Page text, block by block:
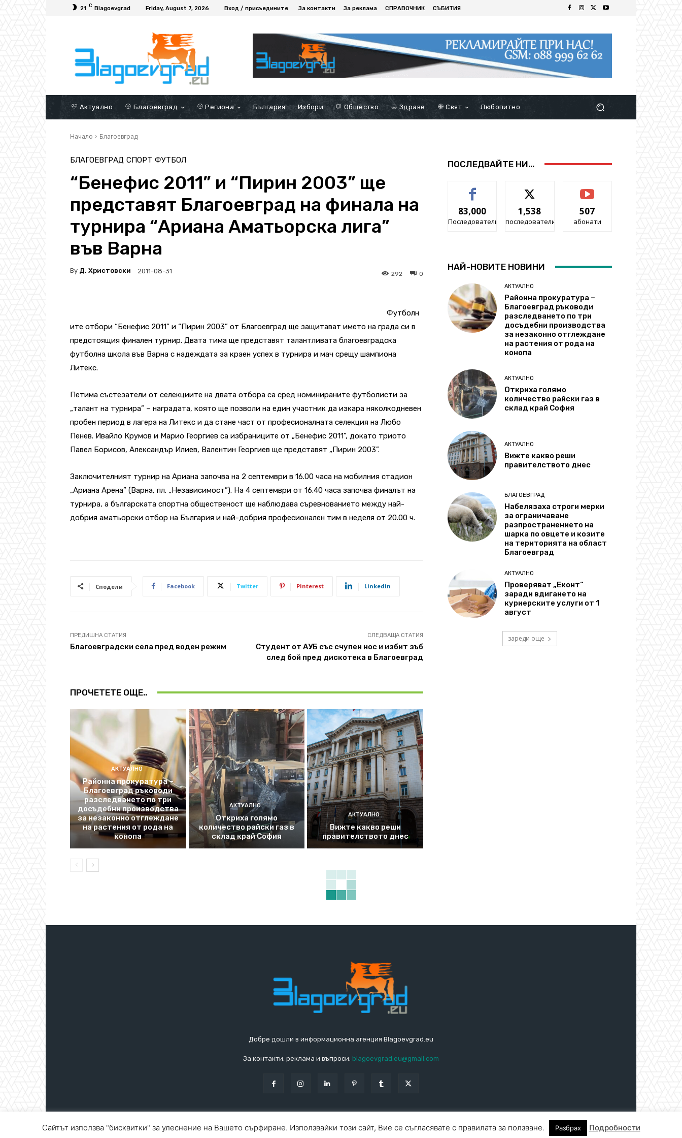
21 C Blagoevgrad Friday, August 7, 2026 Вход / присъедините За контакти За реклама СПРАВОЧНИК СЪБИТИЯ
Актуално Благоевград Региона България Избори Общество Здраве Свят Любопитно
Начало Благоевград
БЛАГОЕВГРАД СПОРТ ФУТБОЛ
“Бенефис 2011” и “Пирин 2003” ще
представят Благоевград на финала на
турнира “Ариана Аматьорска лига”
във Варна
By Д. Христовски 2011-08-31 0
292
Футболн
ите отбори “Бенефис 2011” и “Пирин 2003” от Благоевград ще защитават името на града си в
предстоящия финален турнир. Двата тима ще представят талантливата благоевградска
футболна школа във Варна с надеждата за краен успех в турнира и мач срещу шампиона
Литекс.
Петима състезатели от селекциите на двата отбора са сред номинираните футболисти за
„талант на турнира” – наградата, която ще позволи на един участник да изкара няколкодневен
пробен период в лагера на Литекс и да стане част от професионалната селекция на Любо
Пенев. Ивайло Крумов и Марио Георгиев са избраниците от „Бенефис 2011”, докато триото
Павел Борисов, Александър Илиев, Валентин Георгиев ще представят „Пирин 2003”.
Заключителният турнир на Ариана започва на 2 септември в 16.00 часа на мобилния стадион
„Ариана Арена” (Варна, пл. „Независимост”). На 4 септември от 16.40 часа започва финалът на
турнира, а българската спортна общественост ще наблюдава съревнованието между най-
добрия аматьорски отбор на България и най-добрия професионален тим в неделя от 20.00 ч.
Сподели Facebook Twitter Pinterest Linkedin
ПРЕДИШНА СТАТИЯ
Благоевградски села пред воден режим
СЛЕДВАЩА СТАТИЯ
Студент от АУБ със счупен нос и избит зъб
след бой пред дискотека в Благоевград
ПРОЧЕТЕТЕ ОЩЕ..
АКТУАЛНО
Районна прокуратура –
Благоевград ръководи
разследването по три
досъдебни производства
за незаконно отглеждане
на растения от рода на
конопа
АКТУАЛНО
Откриха голямо
количество райски газ в
склад край София
АКТУАЛНО
Вижте какво реши
правителството днес
ПОСЛЕДВАЙТЕ НИ...
83,000
Последователи
1,538
последователи
507
абонати
НАЙ-НОВИТЕ НОВИНИ
АКТУАЛНО
Районна прокуратура –
Благоевград ръководи
разследването по три
досъдебни производства
за незаконно отглеждане
на растения от рода на
конопа
АКТУАЛНО
Откриха голямо
количество райски газ в
склад край София
АКТУАЛНО
Вижте какво реши
правителството днес
БЛАГОЕВГРАД
Набелязаха строги мерки
за ограничаване
разпространението на
шарка по овцете и козите
на територията на област
Благоевград
АКТУАЛНО
Проверяват „Еконт“
заради вдигането на
куриерските услуги от 1
август
зареди още
Добре дошли в информационна агенция Blagoevgrad.eu
За контакти, реклама и въпроси: blagoevgrad.eu@gmail.com
Сайтът използва "бисквитки" за улеснение на Вашето сърфиране. Използвайки този сайт, Вие се съгласявате с правилата за ползване. Разбрах Подробности